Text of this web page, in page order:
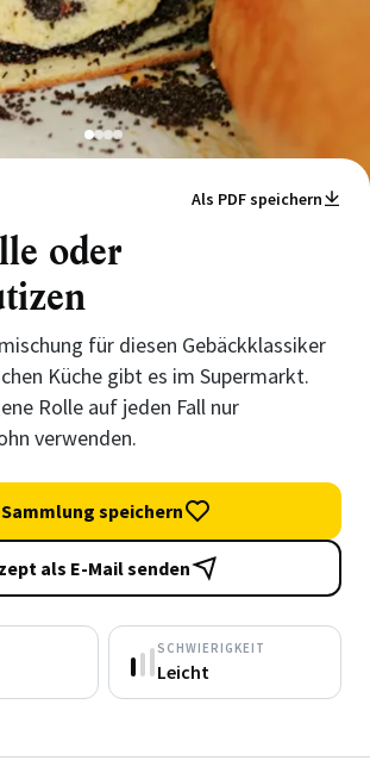
1234
Als PDF speichern
oder
für diesen Gebäckklassiker
Küche gibt es im Supermarkt.
Rolle auf jeden Fall nur
verwenden.
speichern
als E-Mail senden
SCHWIERIGKEIT
Leicht